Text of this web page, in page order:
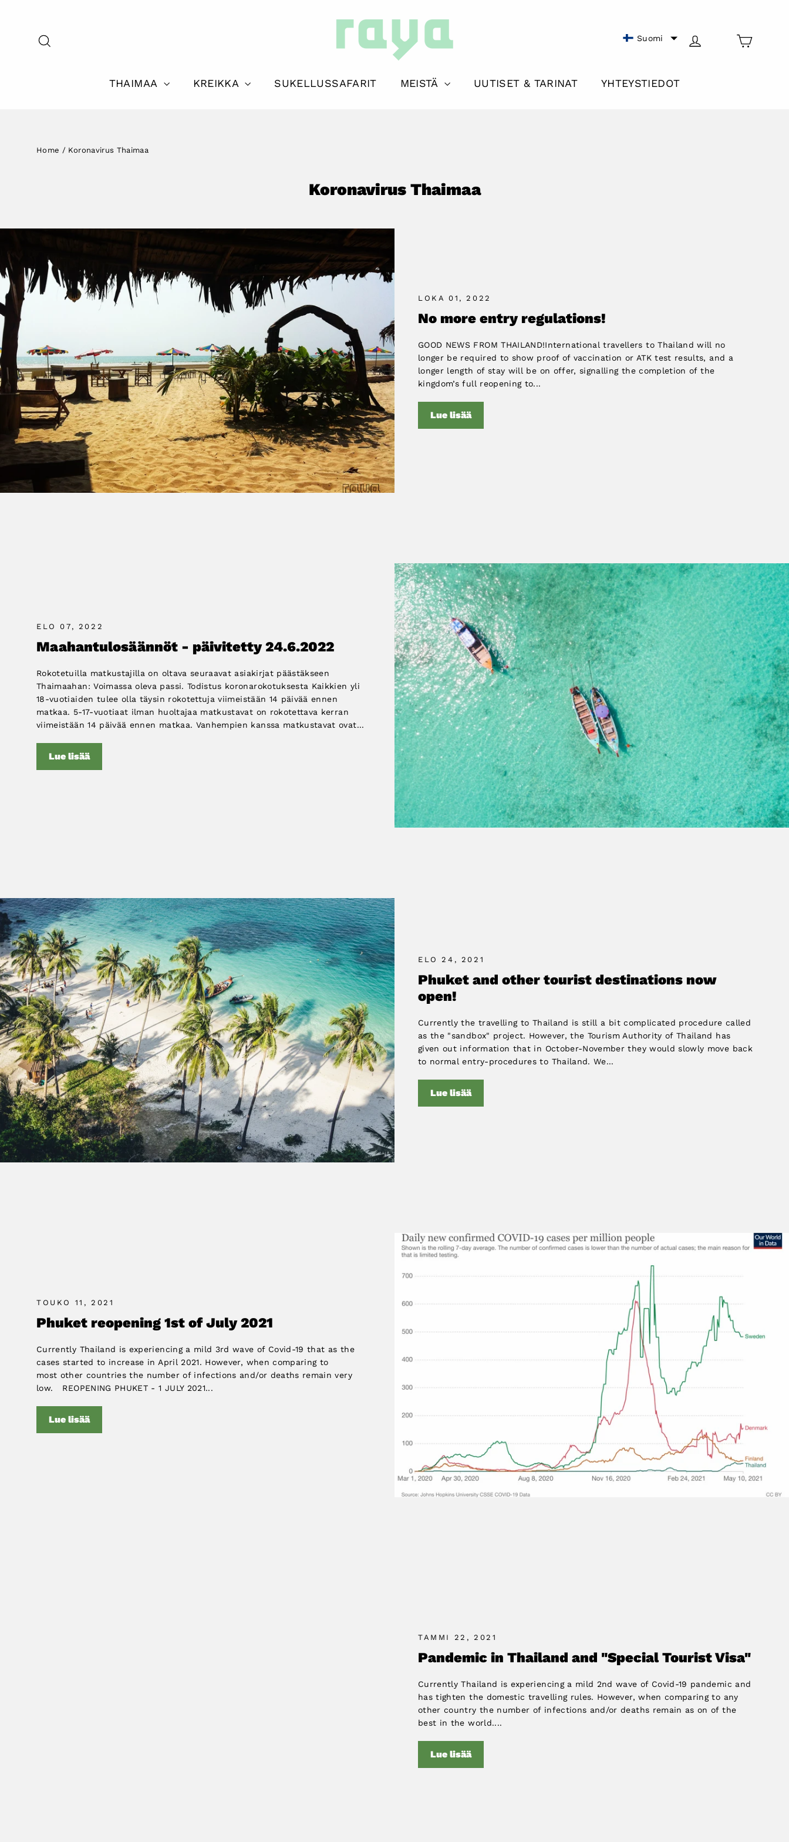
Suomi Cart
THAIMAA KREIKKA SUKELLUSSAFARIT MEISTÄ UUTISET & TARINAT YHTEYSTIEDOT
Home / Koronavirus Thaimaa
Koronavirus Thaimaa
LOKA 01, 2022
No more entry regulations!
GOOD NEWS FROM THAILAND!International travellers to Thailand will no
longer be required to show proof of vaccination or ATK test results, and a
longer length of stay will be on offer, signalling the completion of the
kingdom’s full reopening to...
Lue lisää
ELO 07, 2022
Maahantulosäännöt - päivitetty 24.6.2022
Rokotetuilla matkustajilla on oltava seuraavat asiakirjat päästäkseen
Thaimaahan: Voimassa oleva passi. Todistus koronarokotuksesta Kaikkien yli
18-vuotiaiden tulee olla täysin rokotettuja viimeistään 14 päivää ennen
matkaa. 5-17-vuotiaat ilman huoltajaa matkustavat on rokotettava kerran
viimeistään 14 päivää ennen matkaa. Vanhempien kanssa matkustavat ovat...
Lue lisää
ELO 24, 2021
Phuket and other tourist destinations now
open!
Currently the travelling to Thailand is still a bit complicated procedure called
as the "sandbox" project. However, the Tourism Authority of Thailand has
given out information that in October-November they would slowly move back
to normal entry-procedures to Thailand. We...
Lue lisää
TOUKO 11, 2021
Phuket reopening 1st of July 2021
Currently Thailand is experiencing a mild 3rd wave of Covid-19 that as the
cases started to increase in April 2021. However, when comparing to
most other countries the number of infections and/or deaths remain very
low. REOPENING PHUKET - 1 JULY 2021...
Lue lisää
TAMMI 22, 2021
Pandemic in Thailand and "Special Tourist Visa"
Currently Thailand is experiencing a mild 2nd wave of Covid-19 pandemic and
has tighten the domestic travelling rules. However, when comparing to any
other country the number of infections and/or deaths remain as on of the
best in the world....
Lue lisää